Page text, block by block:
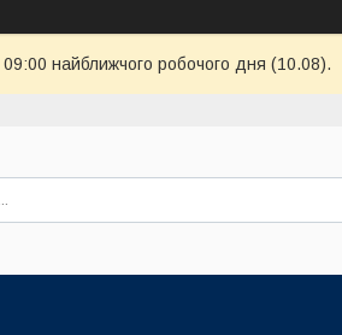
найближчого робочого дня (10.08).